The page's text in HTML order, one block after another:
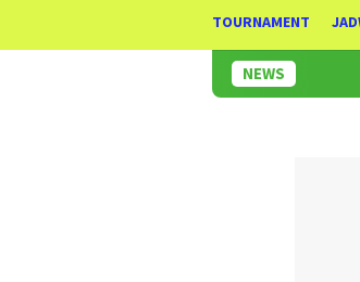
TOURNAMENT
NEWS